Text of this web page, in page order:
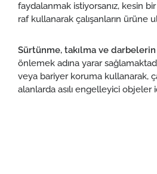
faydalanmak istiyorsanız, kesin
raf kullanarak çalışanların ürüne
Sürtünme, takılma ve darbelerin
önlemek adına yarar
veya bariyer koruma kullanarak,
alanlarda asılı engelleyici